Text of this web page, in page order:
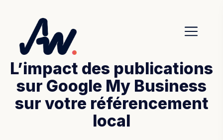
L’impact des publications
sur Google My Business
sur votre référencement
local